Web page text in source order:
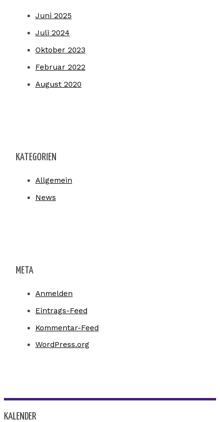
Juni 2025
Juli 2024
Oktober 2023
Februar 2022
August 2020
KATEGORIEN
Allgemein
News
META
Anmelden
Eintrags-Feed
Kommentar-Feed
WordPress.org
KALENDER